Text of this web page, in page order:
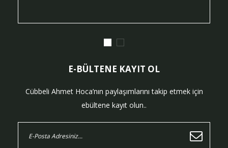
E-BÜLTENE KAYIT OL
Cübbeli Ahmet Hoca’nın paylaşımlarını takip etmek için
ebültene kayıt olun..